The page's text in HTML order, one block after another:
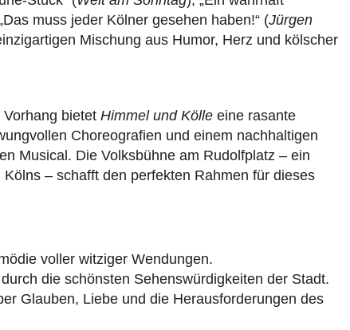
muss jeder Kölner gesehen haben!“ (Jürgen
Mischung aus Humor, Herz und kölscher
bietet Himmel und Kölle eine rasante
Choreografien und einem nachhaltigen
Musical. Die Volksbühne am Rudolfplatz – ein
– schafft den perfekten Rahmen für dieses
voller witziger Wendungen.
die schönsten Sehenswürdigkeiten der Stadt.
Glauben, Liebe und die Herausforderungen des